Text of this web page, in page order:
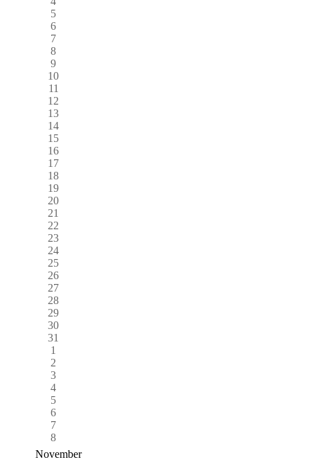
5
6
7
8
9
10
11
12
13
14
15
16
17
18
19
20
21
22
23
24
25
26
27
28
29
30
31
1
2
3
4
5
6
7
8
November